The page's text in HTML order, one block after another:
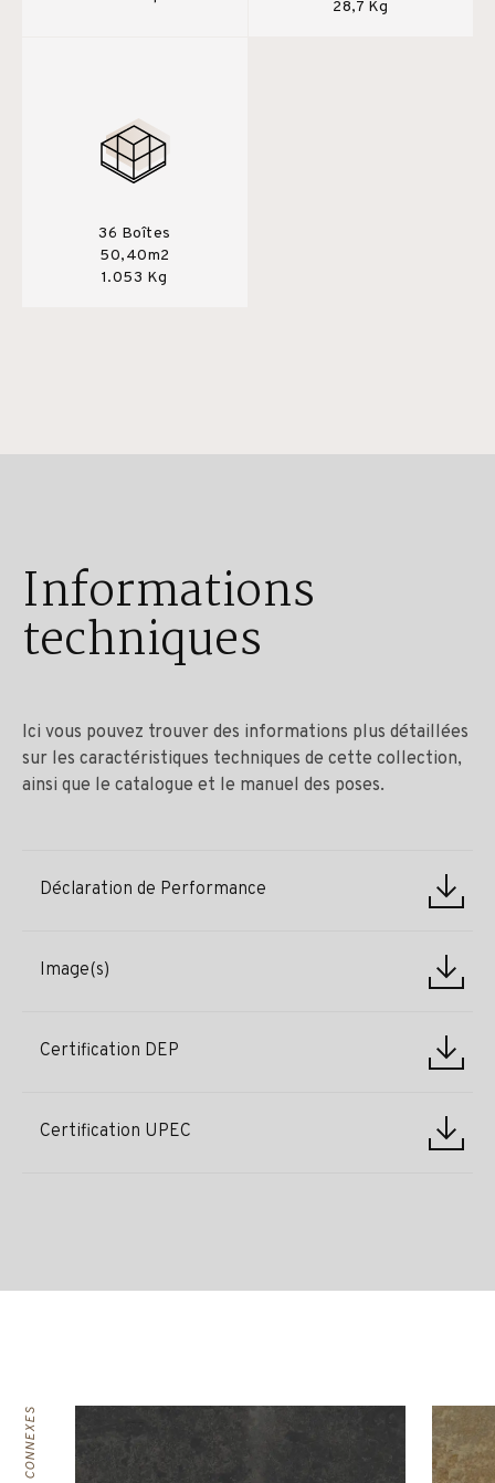
28,7 Kg
36 Boîtes
50,40m2
1.053 Kg
Informations
techniques
Ici vous pouvez trouver des informations plus détaillées
sur les caractéristiques techniques de cette collection,
ainsi que le catalogue et le manuel des poses.
Déclaration de Performance
Image(s)
Certification DEP
Certification UPEC